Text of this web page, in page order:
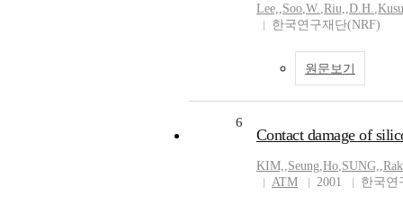
Lee,,Soo,W.,Riu,,D.H.,
한국연구재단(NRF)
원문보기
6
Contact damage of
KIM,,Seung,Ho,SUNG,,Rak
ATM
2001 한국연